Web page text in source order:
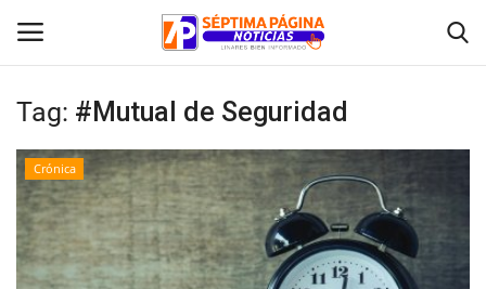
Inicio
Crónica
Policial
Tag: #Mutual de Seguridad
Crónica